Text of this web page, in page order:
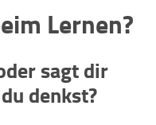
Lernen?
sagt dir
denkst?